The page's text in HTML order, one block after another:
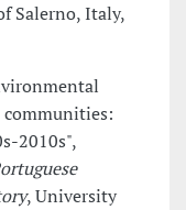
Salerno, Italy,
communities:
2010s",
, University